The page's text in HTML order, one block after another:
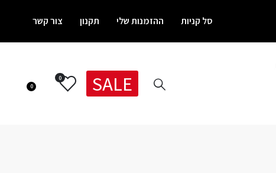
סל קניות ההזמנות שלי תקנון צור קשר
SALE
0
0